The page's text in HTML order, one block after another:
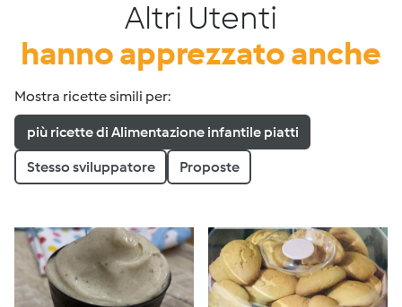
Altri Utenti
hanno apprezzato anche
Mostra ricette simili per:
più ricette di Alimentazione infantile piatti
Stesso sviluppatore Proposte